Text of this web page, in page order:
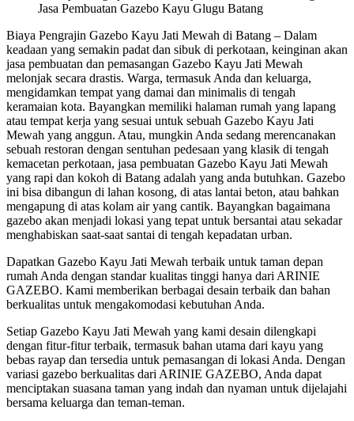
Jasa Pembuatan Gazebo Kayu Glugu Batang
Biaya Pengrajin Gazebo Kayu Jati Mewah di Batang – Dalam
keadaan yang semakin padat dan sibuk di perkotaan, keinginan akan
jasa pembuatan dan pemasangan Gazebo Kayu Jati Mewah
melonjak secara drastis. Warga, termasuk Anda dan keluarga,
mengidamkan tempat yang damai dan minimalis di tengah
keramaian kota. Bayangkan memiliki halaman rumah yang lapang
atau tempat kerja yang sesuai untuk sebuah Gazebo Kayu Jati
Mewah yang anggun. Atau, mungkin Anda sedang merencanakan
sebuah restoran dengan sentuhan pedesaan yang klasik di tengah
kemacetan perkotaan, jasa pembuatan Gazebo Kayu Jati Mewah
yang rapi dan kokoh di Batang adalah yang anda butuhkan. Gazebo
ini bisa dibangun di lahan kosong, di atas lantai beton, atau bahkan
mengapung di atas kolam air yang cantik. Bayangkan bagaimana
gazebo akan menjadi lokasi yang tepat untuk bersantai atau sekadar
menghabiskan saat-saat santai di tengah kepadatan urban.
Dapatkan Gazebo Kayu Jati Mewah terbaik untuk taman depan
rumah Anda dengan standar kualitas tinggi hanya dari ARINIE
GAZEBO. Kami memberikan berbagai desain terbaik dan bahan
berkualitas untuk mengakomodasi kebutuhan Anda.
Setiap Gazebo Kayu Jati Mewah yang kami desain dilengkapi
dengan fitur-fitur terbaik, termasuk bahan utama dari kayu yang
bebas rayap dan tersedia untuk pemasangan di lokasi Anda. Dengan
variasi gazebo berkualitas dari ARINIE GAZEBO, Anda dapat
menciptakan suasana taman yang indah dan nyaman untuk dijelajahi
bersama keluarga dan teman-teman.